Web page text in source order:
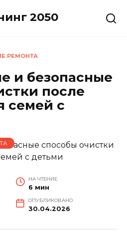
2050
РЕМОНТА
и безопасные
после
семей с
НА ЧТЕНИЕ
6 мин
ОПУБЛИКОВАНО
30.04.2026